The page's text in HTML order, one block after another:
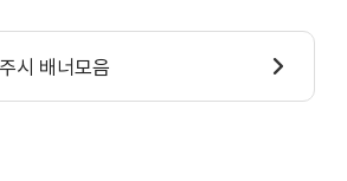
시 배너모음